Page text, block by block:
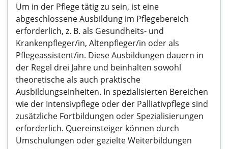
Um in der Pflege tätig zu sein, ist eine
abgeschlossene Ausbildung im Pflegebereich
erforderlich, z. B. als Gesundheits- und
Krankenpfleger/in, Altenpfleger/in oder als
Pflegeassistent/in. Diese Ausbildungen dauern in
der Regel drei Jahre und beinhalten sowohl
theoretische als auch praktische
Ausbildungseinheiten. In spezialisierten Bereichen
wie der Intensivpflege oder der Palliativpflege sind
zusätzliche Fortbildungen oder Spezialisierungen
erforderlich. Quereinsteiger können durch
Umschulungen oder gezielte Weiterbildungen